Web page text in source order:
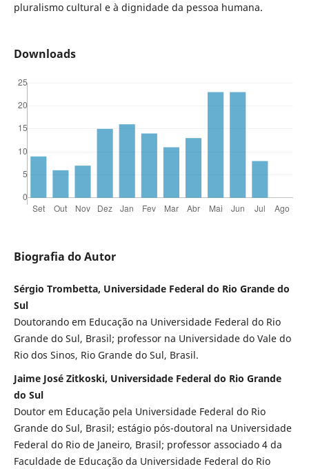
pluralismo cultural e à dignidade da pessoa humana.
Downloads
Biografia do Autor
Sérgio Trombetta, Universidade Federal do Rio Grande do
Sul
Doutorando em Educação na Universidade Federal do Rio
Grande do Sul, Brasil; professor na Universidade do Vale do
Rio dos Sinos, Rio Grande do Sul, Brasil.
Jaime José Zitkoski, Universidade Federal do Rio Grande
do Sul
Doutor em Educação pela Universidade Federal do Rio
Grande do Sul, Brasil; estágio pós-doutoral na Universidade
Federal do Rio de Janeiro, Brasil; professor associado 4 da
Faculdade de Educação da Universidade Federal do Rio